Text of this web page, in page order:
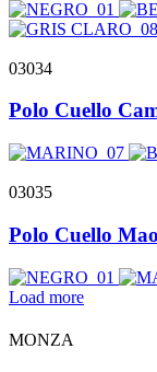
03034
Polo Cuello
03035
Polo Cuello
Load more
MONZA